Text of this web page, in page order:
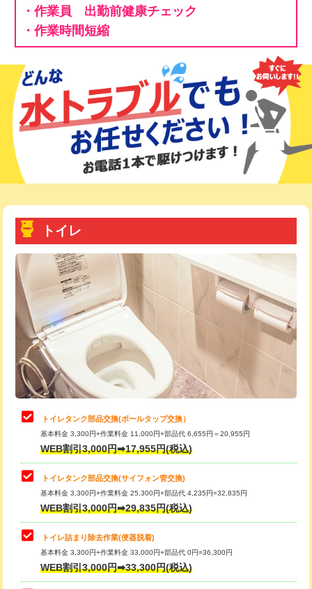
・作業員 出勤前健康チェック
・作業時間短縮
トイレ
トイレタンク部品交換(ボールタップ交換）
基本料金 3,300円+作業料金 11,000円+部品代 6,655円＝20,955円
WEB割引3,000円➡17,955円(税込)
トイレタンク部品交換(サイフォン管交換)
基本料金 3,300円+作業料金 25,300円+部品代 4,235円=32,835円
WEB割引3,000円➡29,835円(税込)
トイレ詰まり除去作業(便器脱着)
基本料金 3,300円+作業料金 33,000円+部品代 0円=36,300円
WEB割引3,000円➡33,300円(税込)